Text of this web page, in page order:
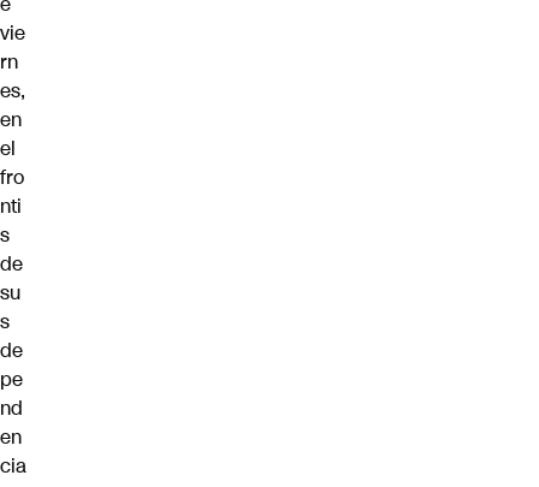
vie
rn
es,
en
el
fro
nti
s
de
su
s
de
pe
nd
en
cia